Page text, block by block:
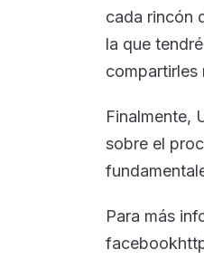
cada rincón
la que
compartirles
Finalmente,
sobre el
Para más